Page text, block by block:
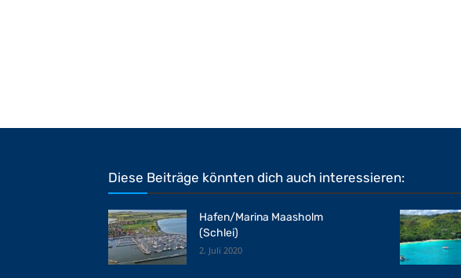
Diese Beiträge könnten dich auch interessieren:
Hafen/Marina Maasholm
(Schlei)
2. Juli 2020